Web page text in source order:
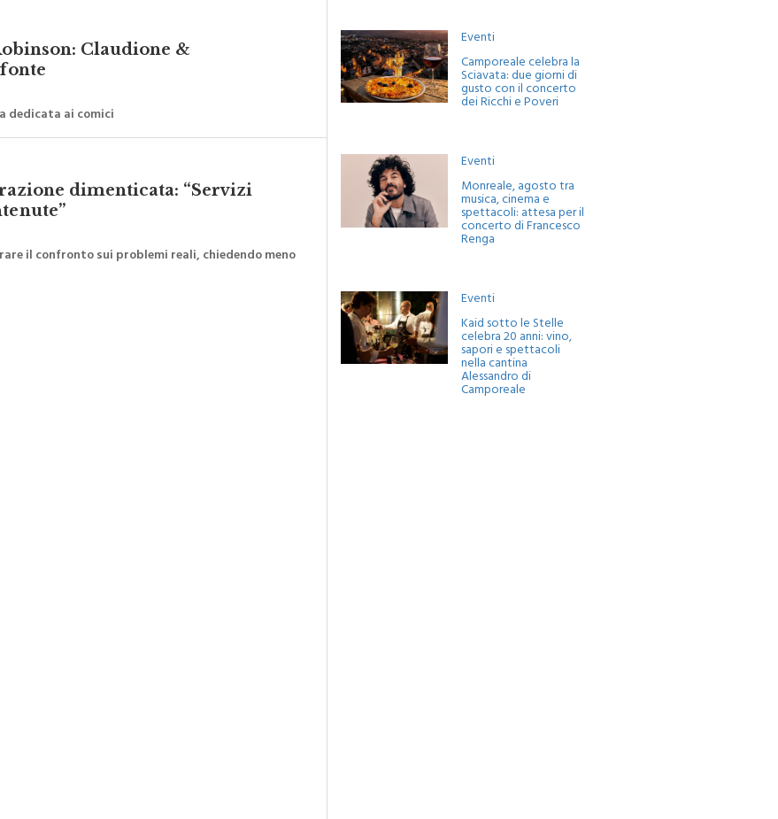
Claudione &
dedicata ai comici
dimenticata: “Servizi
il confronto sui problemi reali, chiedendo meno
Eventi
Camporeale celebra la
Sciavata: due giorni di
gusto con il concerto
dei Ricchi e Poveri
Eventi
Monreale, agosto tra
musica, cinema e
spettacoli: attesa per il
concerto di Francesco
Renga
Eventi
Kaid sotto le Stelle
celebra 20 anni: vino,
sapori e spettacoli
nella cantina
Alessandro di
Camporeale